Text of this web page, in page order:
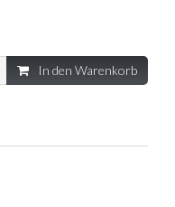
In den Warenkorb